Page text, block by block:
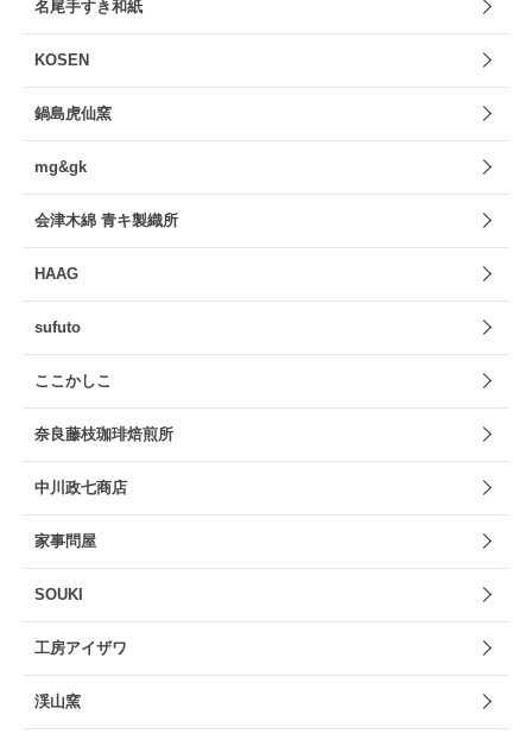
名尾手すき和紙
KOSEN
鍋島虎仙窯
mg&gk
会津木綿 青キ製織所
HAAG
sufuto
ここかしこ
奈良藤枝珈琲焙煎所
中川政七商店
家事問屋
SOUKI
工房アイザワ
渓山窯